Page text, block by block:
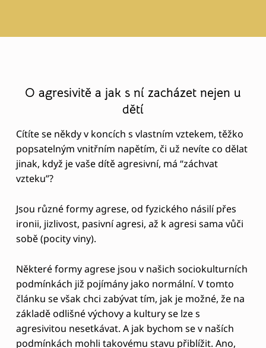
O
E
J
M
U
T
Í
V
L
A
S
T
N
O agresivitě a jak s ní zacházet nejen u
dětí
Cítíte se někdy v koncích s vlastním vztekem, těžko
popsatelným vnitřním napětím, či už nevíte co dělat
jinak, když je vaše dítě agresivní, má “záchvat
vzteku”?
Jsou různé formy agrese, od fyzického násilí přes
ironii, jizlivost, pasivní agresi, až k agresi sama vůči
sobě (pocity viny).
Některé formy agrese jsou v našich sociokulturních
podmínkách již pojímány jako normální. V tomto
článku se však chci zabývat tím, jak je možné, že na
základě odlišné výchovy a kultury se lze s
agresivitou nesetkávat. A jak bychom se v naších
podmínkách mohli takovému stavu přiblížit. Ano,